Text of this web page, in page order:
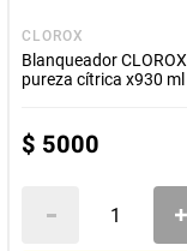
CLOROX
Blanqueador CLOROX
pureza cítrica x930 ml
$ 5000